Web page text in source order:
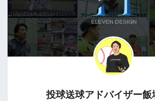
投球送球アドバイザー飯